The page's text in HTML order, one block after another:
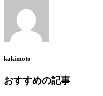
kakimoto
おすすめの記事